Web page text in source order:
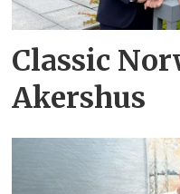
Classic
Akershus